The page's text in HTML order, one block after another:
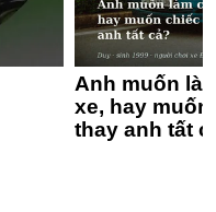
Anh muốn
xe, hay
thay anh tất